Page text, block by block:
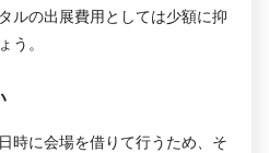
ルの出展費用としては少額に抑
う。
時に会場を借りて行うため、そ